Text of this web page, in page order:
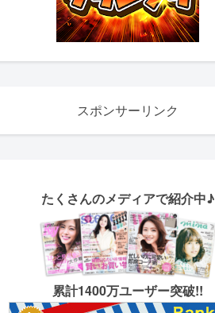
スポンサーリンク
たくさんのメディアで紹介中♪
累計1400万ユーザー突破!!